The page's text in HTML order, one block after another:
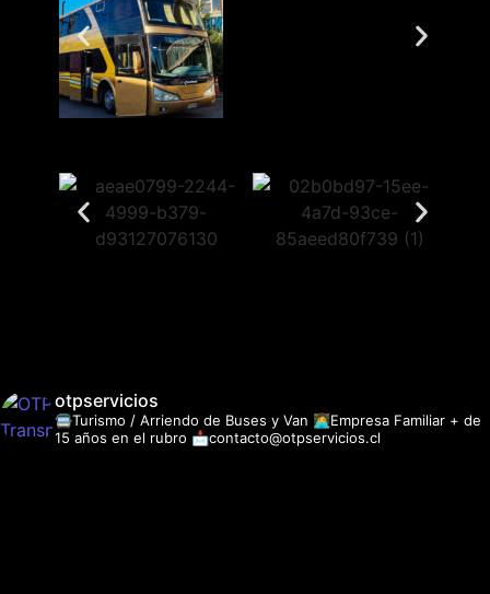
otpservicios
🚍Turismo / Arriendo de Buses y Van 👩‍💻Empresa Familiar + de
15 años en el rubro 📩contacto@otpservicios.cl